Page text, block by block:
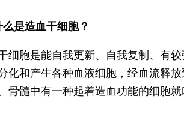
是造血干细胞？
胞是能自我更新、自我复制、有较
化和产生各种血液细胞，经血流释
骨髓中有一种起着造血功能的细胞